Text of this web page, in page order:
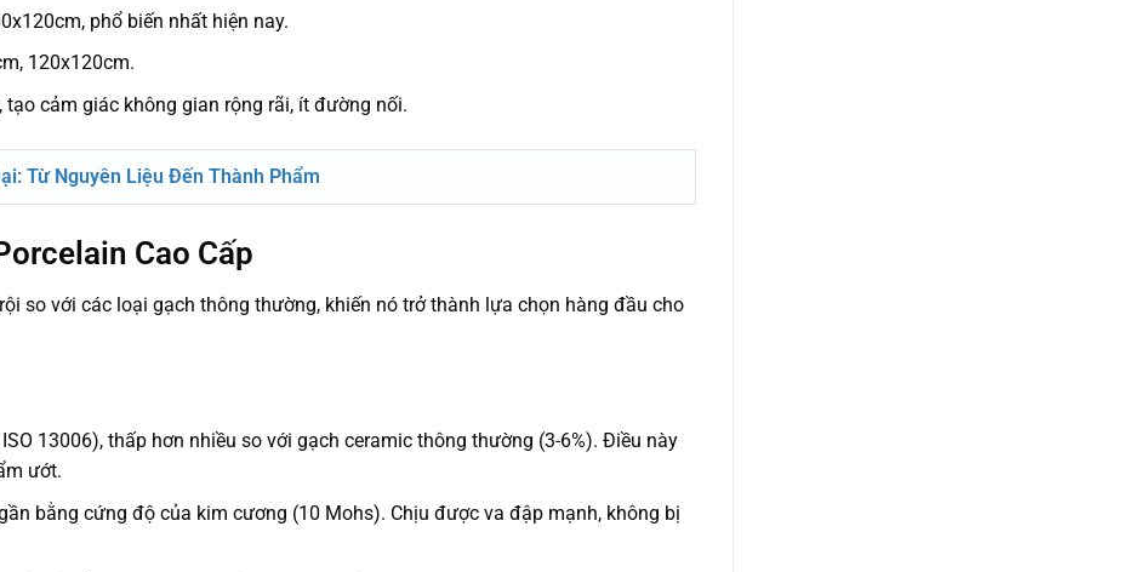
phổ biến nhất hiện nay.
120x120cm.
cảm giác không gian rộng rãi, ít đường nối.
Từ Nguyên Liệu Đến Thành Phẩm
Cao Cấp
so với các loại gạch thông thường, khiến nó trở thành lựa chọn hàng đầu cho
13006), thấp hơn nhiều so với gạch ceramic thông thường (3-6%). Điều này
ướt.
bằng cứng độ của kim cương (10 Mohs). Chịu được va đập mạnh, không bị